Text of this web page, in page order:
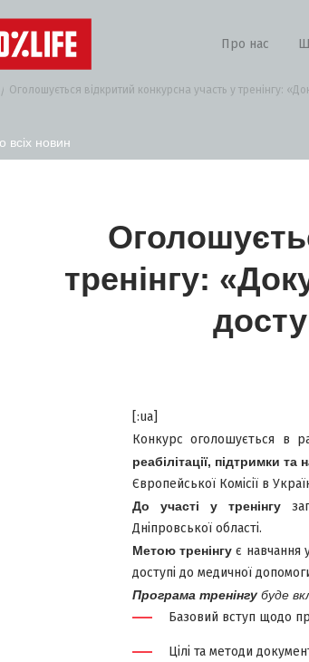
Про нас
Оголошується відкритий конкурсна участь у тренінгу:
всіх новин
тренінгу:
[:ua]
Конкурс оголошується в
реабілітації, підтримки
Європейської Комісії в
До участі у тренінгу
Дніпровської області.
Метою тренінгу є навчання
доступі до медичної
Програма тренінгу буде
Базовий вступ щодо
Цілі та методи